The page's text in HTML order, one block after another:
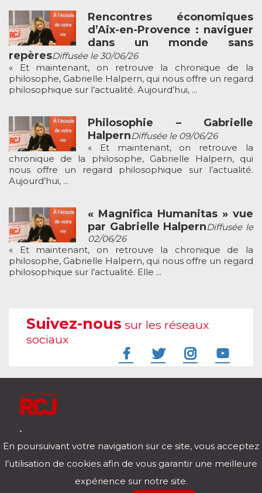
Rencontres économiques
d’Aix-en-Provence : naviguer
dans un monde sans
repèresDiffusée le 30/06/26
« Et maintenant, on retrouve la chronique de la
philosophe, Gabrielle Halpern, qui nous offre un regard
philosophique sur l’actualité. Aujourd’hui, ...
Philosophie – Gabrielle
HalpernDiffusée le 09/06/26
« Et maintenant, on retrouve la
chronique de la philosophe, Gabrielle Halpern, qui
nous offre un regard philosophique sur l’actualité.
Aujourd’hui, ...
« Magnifica Humanitas » vue
par Gabrielle HalpernDiffusée le
02/06/26
« Et maintenant, on retrouve la chronique de la
philosophe, Gabrielle Halpern, qui nous offre un regard
philosophique sur l’actualité. Elle ...
Suivez-nous sur les réseaux
sociaux
Télécharger notre application pour iOs et Android
En poursuivant votre navigation sur ce site, vous acceptez
l’utilisation de cookies afin de vous garantir une meilleure
expérience sur notre site.